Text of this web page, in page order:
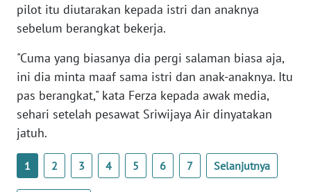
pilot itu diutarakan kepada istri dan anaknya
sebelum berangkat bekerja.
"Cuma yang biasanya dia pergi salaman biasa aja,
ini dia minta maaf sama istri dan anak-anaknya. Itu
pas berangkat," kata Ferza kepada awak media,
sehari setelah pesawat Sriwijaya Air dinyatakan
jatuh.
1 2 3 4 5 6 7 Selanjutnya
Regional
SUMUT
WN
JAKARTA
WN
JABAR